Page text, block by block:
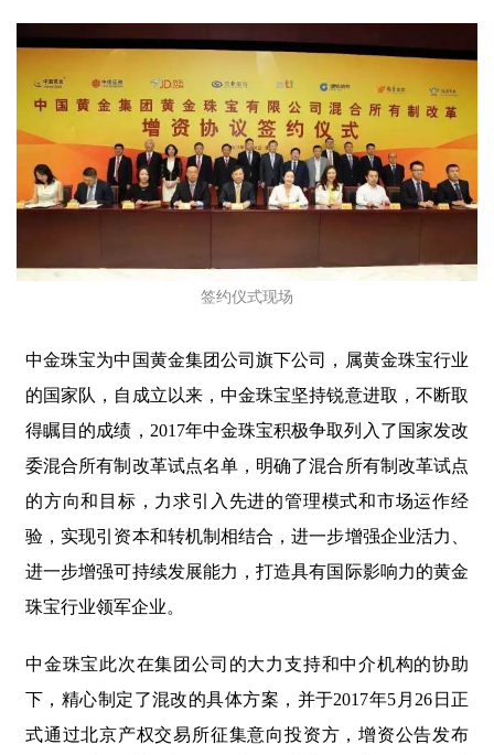
签约仪式现场
中金珠宝为中国黄金集团公司旗下公司，属黄金珠宝行业
的国家队，自成立以来，中金珠宝坚持锐意进取，不断取
得瞩目的成绩，2017年中金珠宝积极争取列入了国家发改
委混合所有制改革试点名单，明确了混合所有制改革试点
的方向和目标，力求引入先进的管理模式和市场运作经
验，实现引资本和转机制相结合，进一步增强企业活力、
进一步增强可持续发展能力，打造具有国际影响力的黄金
珠宝行业领军企业。
中金珠宝此次在集团公司的大力支持和中介机构的协助
下，精心制定了混改的具体方案，并于2017年5月26日正
式通过北京产权交易所征集意向投资方，增资公告发布